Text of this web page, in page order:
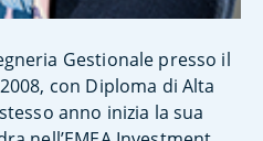
Gestionale presso il
con Diploma di Alta
anno inizia la sua